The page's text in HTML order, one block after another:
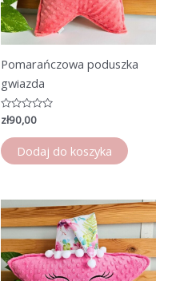
Pomarańczowa poduszka
gwiazda
Oceniono
0
na
5
zł90,00
Dodaj do koszyka